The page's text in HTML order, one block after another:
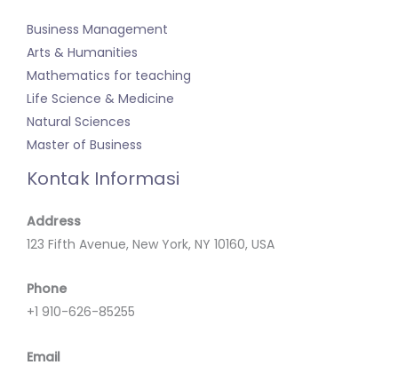
Business Management
Arts & Humanities
Mathematics for teaching
Life Science & Medicine
Natural Sciences
Master of Business
Kontak Informasi
Address
123 Fifth Avenue, New York, NY 10160, USA
Phone
+1 910-626-85255
Email